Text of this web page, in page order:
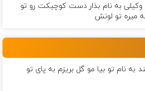
وکیلی به نام بذار دست كوچیكت رو تو
میره تو لونش
به نام تو بیا مو گل بریزم به پای تو